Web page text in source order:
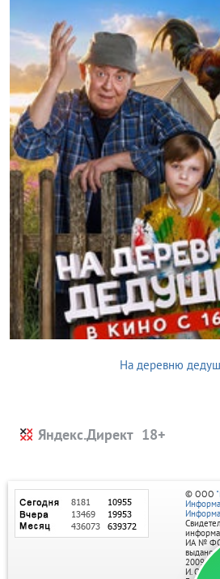
На деревню
Яндекс.Директ
© ООО
ИА № ФС
выдано
2009г.
И. О.